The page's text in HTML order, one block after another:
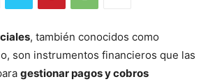
, también conocidos como
son instrumentos financieros que las
gestionar pagos y cobros